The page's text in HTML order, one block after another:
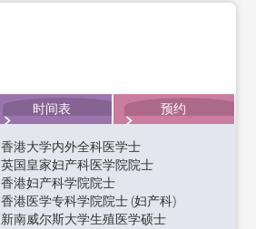
时间表 预约
香港大学内外全科医学士
英国皇家妇产科医学院院士
香港妇产科学院院士
香港医学专科学院院士 (妇产科)
新南威尔斯大学生殖医学硕士